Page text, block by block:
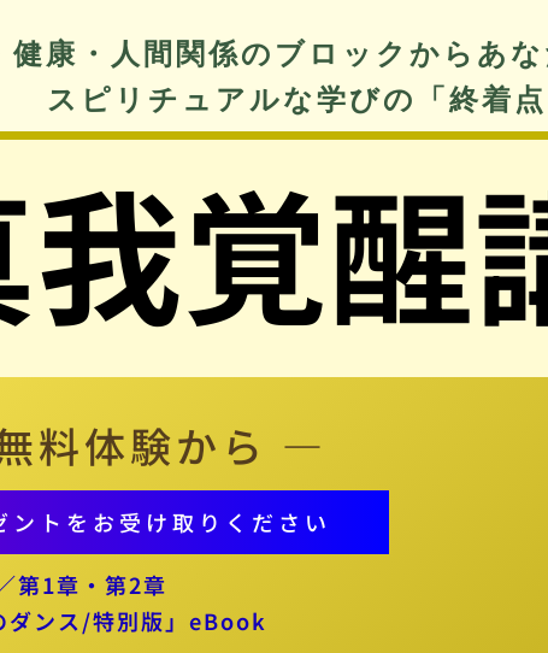
健康・人間関係のブロックからあ
スピリチュアルな学びの「終着点
覚醒
料体験から —
トをお受け取りください
第1章・第2章
ンス/特別版」eBook